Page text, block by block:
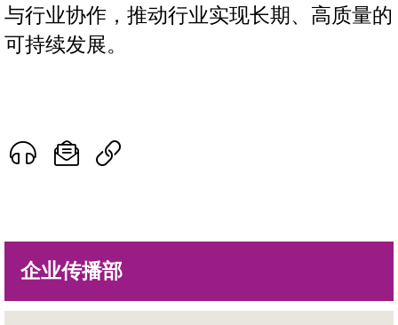
企业传播部
与行业协作，推动行业实现长期、高质量的
可持续发展。